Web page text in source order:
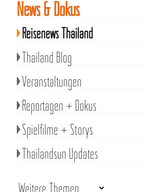
News & Dokus
Reisenews Thailand
Thailand Blog
Veranstaltungen
Reportagen + Dokus
Spielfilme + Storys
Thailandsun Updates